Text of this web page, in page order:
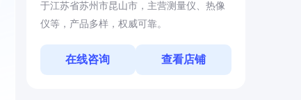
于江苏省苏州市昆山市，主营测量仪、热像
仪等，产品多样，权威可靠。
在线咨询 查看店铺